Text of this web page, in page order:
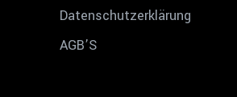
Datenschutzerklärung
AGB’S